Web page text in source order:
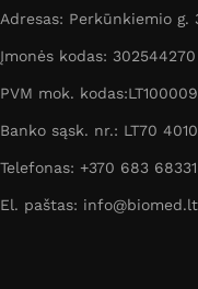
Adresas: Perkūnkiemio g.
Įmonės kodas: 302544270
PVM mok.
Banko sąsk. nr.: LT70
Telefonas: +370 683 68331
El. paštas: info@biomed.lt